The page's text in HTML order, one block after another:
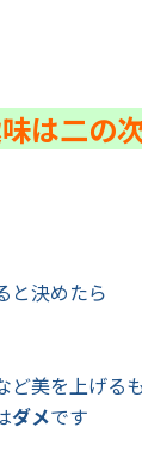
は二の
と決めたら
ど美を上げる
ダメです